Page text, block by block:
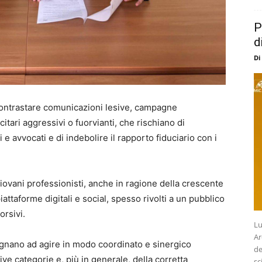
comunicazioni lesive, campagne
aggressivi o fuorvianti, che rischiano di
e avvocati e di indebolire il rapporto fiduciario con i
professionisti, anche in ragione della crescente
digitali e social, spesso rivolti a un pubblico
ad agire in modo coordinato e sinergico
categorie e, più in generale, della corretta